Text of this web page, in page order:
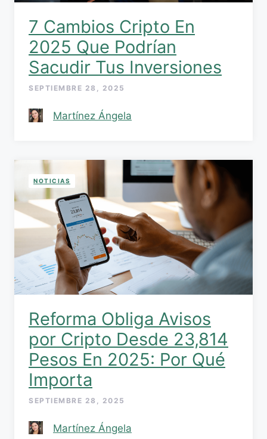
7 Cambios Cripto En
2025 Que Podrían
Sacudir Tus Inversiones
SEPTIEMBRE 28, 2025
Martínez Ángela
NOTICIAS
Reforma Obliga Avisos
por Cripto Desde 23,814
Pesos En 2025: Por Qué
Importa
SEPTIEMBRE 28, 2025
Martínez Ángela